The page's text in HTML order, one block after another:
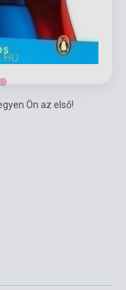
Ön az első!